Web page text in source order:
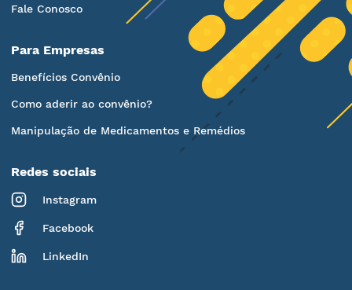
Fale Conosco
Para Empresas
Benefícios Convênio
Como aderir ao convênio?
Manipulação de Medicamentos e Remédios
Redes sociais
Instagram
Facebook
LinkedIn